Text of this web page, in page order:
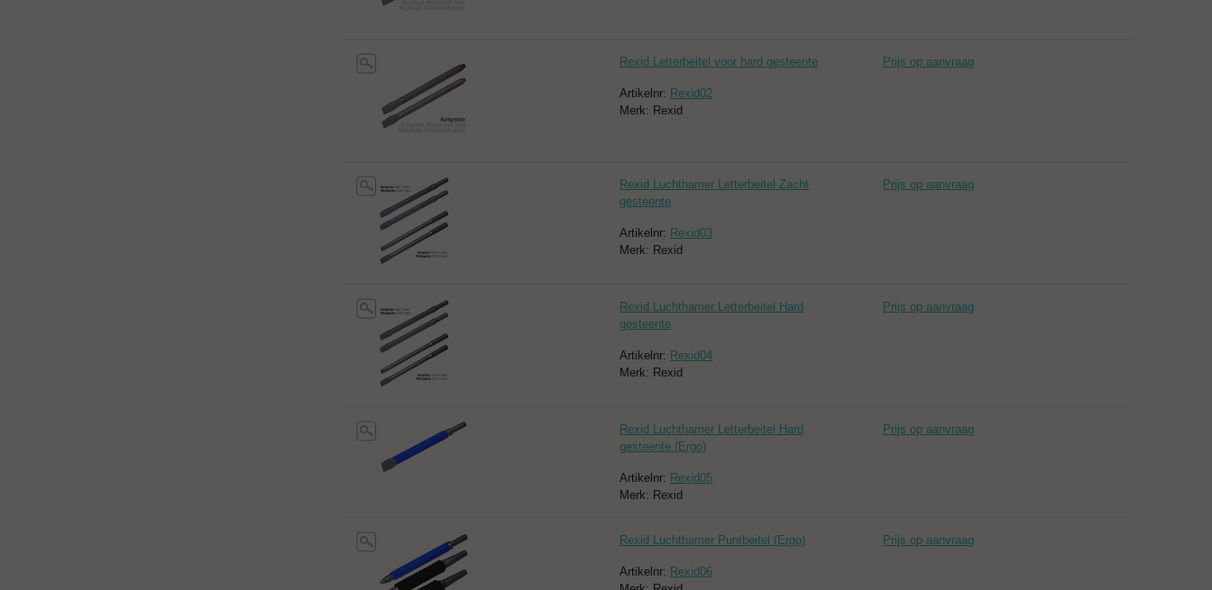
Rexid Letterbeitel voor hard gesteente
Artikelnr: Rexid02
Merk: Rexid
Prijs op aanvraag
Rexid Luchthamer Letterbeitel Zacht
gesteente
Artikelnr: Rexid03
Merk: Rexid
Prijs op aanvraag
Rexid Luchthamer Letterbeitel Hard
gesteente
Artikelnr: Rexid04
Merk: Rexid
Prijs op aanvraag
Rexid Luchthamer Letterbeitel Hard
gesteente (Ergo)
Artikelnr: Rexid05
Merk: Rexid
Prijs op aanvraag
Rexid Luchthamer Puntbeitel (Ergo)
Artikelnr: Rexid06
Prijs op aanvraag